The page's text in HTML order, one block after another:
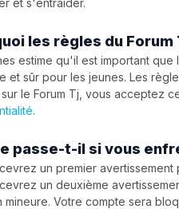
et s'entraider.
les règles du Forum
estime qu'il est important que
et sûr pour les jeunes. Les
le Forum Tj, vous acceptez
passe-t-il si vous
un premier avertissement
un deuxième
mineure. Votre compte sera